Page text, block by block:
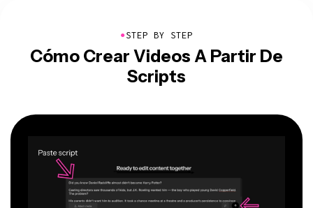
●STEP BY STEP
Cómo Crear Videos A Partir De
Scripts